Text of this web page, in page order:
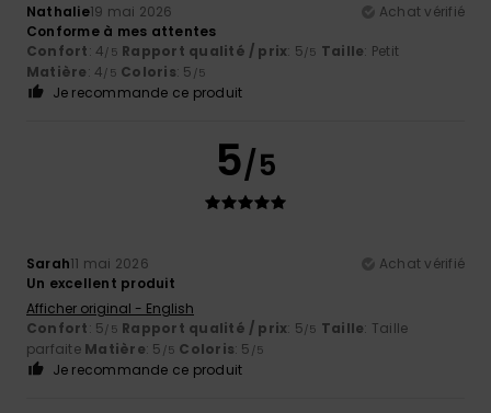
Nathalie19 mai 2026
Achat vérifié
Conforme à mes attentes
Confort: 4/5 Rapport qualité / prix: 5/5 Taille: Petit
Matière: 4/5 Coloris: 5 /5
Je recommande ce produit
5/5
Sarah11 mai 2026
Achat vérifié
Un excellent produit
Afficher original - English
Confort: 5/5 Rapport qualité / prix: 5/5 Taille: Taille
parfaite Matière: 5 /5 Coloris: 5 /5
Je recommande ce produit